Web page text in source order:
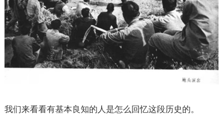
我们来看看有基本良知的人是怎么回忆这段历史的。